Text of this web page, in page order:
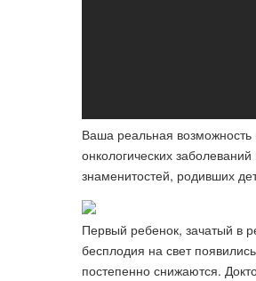
Ваша реальная
онкологических
знаменитостей, родивших
Первый ребенок, зачатый в
бесплодия на свет
постепенно снижаются.